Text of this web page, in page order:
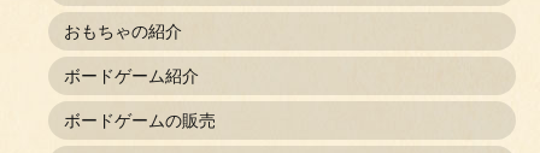
おもちゃの紹介
ボードゲーム紹介
ボードゲームの販売